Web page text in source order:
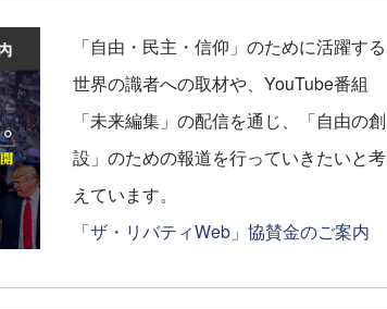
「自由・民主・信仰」のために活躍する
世界の識者への取材や、YouTube番組
「未来編集」の配信を通じ、「自由の創
設」のための報道を行っていきたいと考
えています。
「ザ・リバティWeb」協賛金のご案内